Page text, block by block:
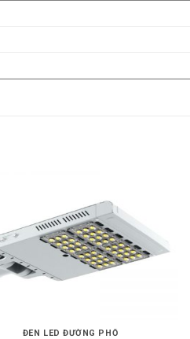
ĐÈN LED ĐƯỜNG PHỐ